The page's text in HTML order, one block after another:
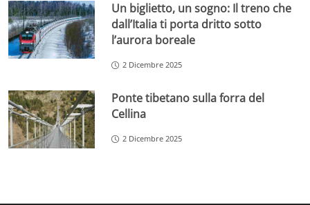
Un biglietto, un sogno: Il treno che
dall’Italia ti porta dritto sotto
l’aurora boreale
2 Dicembre 2025
Ponte tibetano sulla forra del
Cellina
2 Dicembre 2025